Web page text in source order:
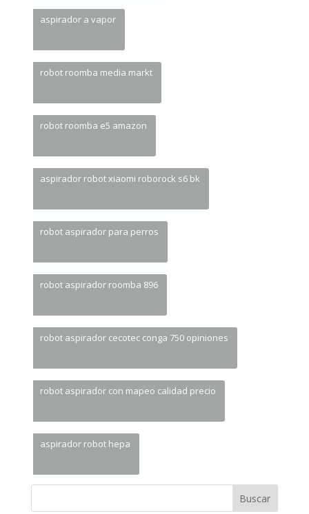
aspirador a vapor
robot roomba media markt
robot roomba e5 amazon
aspirador robot xiaomi roborock s6 bk
robot aspirador para perros
robot aspirador roomba 896
robot aspirador cecotec conga 750 opiniones
robot aspirador con mapeo calidad precio
aspirador robot hepa
Buscar